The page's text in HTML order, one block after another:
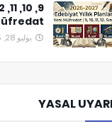
يوليو 28, 2026
YASAL